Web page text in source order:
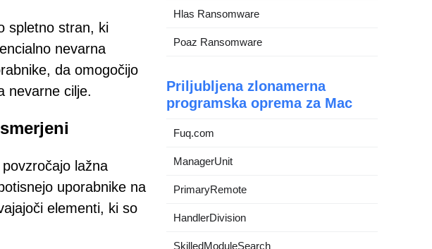
spletno stran, ki
nevarna
da omogočijo
nevarne cilje.
lažna
uporabnike na
elementi, ki so
Hlas Ransomware
Poaz Ransomware
Priljubljena zlonamerna
programska oprema za Mac
Fuq.com
ManagerUnit
PrimaryRemote
HandlerDivision
SkilledModuleSearch